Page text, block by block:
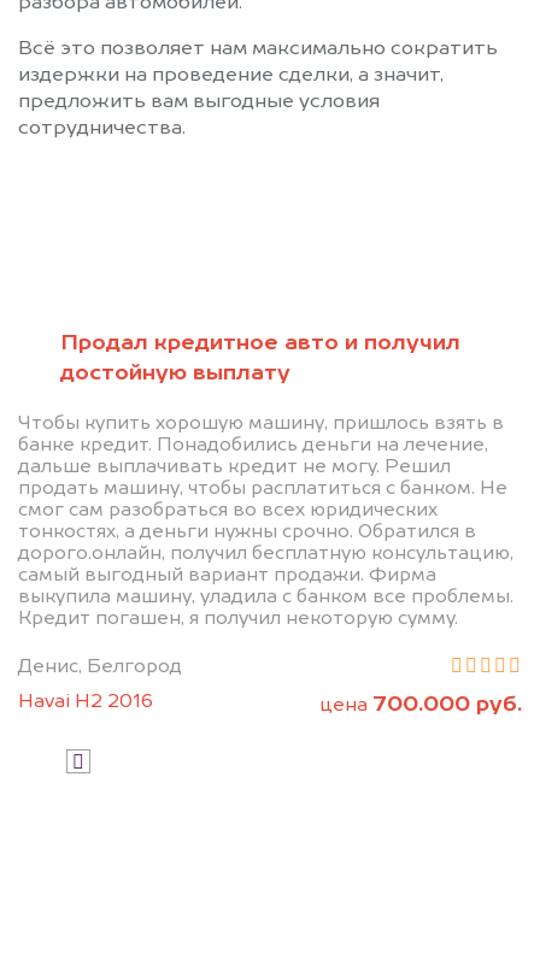
Продал кредитное авто и получил
достойную выплату
Чтобы купить хорошую машину, пришлось взять в
банке кредит. Понадобились деньги на лечение,
дальше выплачивать кредит не могу. Решил
продать машину, чтобы расплатиться с банком. Не
смог сам разобраться во всех юридических
тонкостях, а деньги нужны срочно. Обратился в
дорого.онлайн, получил бесплатную консультацию,
самый выгодный вариант продажи. Фирма
выкупила машину, уладила с банком все проблемы.
Кредит погашен, я получил некоторую сумму.
Денис, Белгород
Havai H2 2016
цена 700.000 руб.
Всё это позволяет нам максимально сократить
издержки на проведение сделки, а значит,
предложить вам выгодные условия
сотрудничества.
(472) 220-54-52
рассчитаем стоимость вашего
автомобиля.